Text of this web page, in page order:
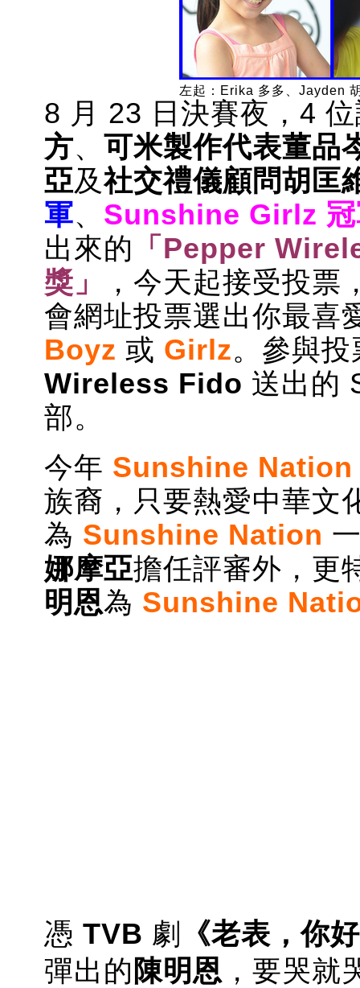
左起：Erika 多多、Jayden
8 月 23 日決賽夜，4
方、 可米製作代表董品
亞及社交禮儀顧問胡匡
軍、 Sunshine Girlz
出來的 「Pepper
獎」
，今天起接受投
會網址投票選出你最喜
Boyz 或 Girlz。參與
Wireless Fido 送出的
部。
今年 Sunshine Nation
族裔，只要熱愛中華文
為 Sunshine Nation
娜摩亞擔任評審外，更
明恩為 Sunshine
憑 TVB 劇
《老表，你
彈出的 陳明恩 ，要哭